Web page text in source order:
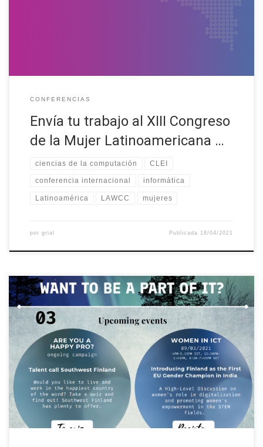
objetivo es destacar la investigación, interés y logros de las
mujeres en las diversas áreas de computación, con la intención
CONFERENCIAS
Envía tu trabajo al XIII Congreso
de la Mujer Latinoamericana …
ciencias de la computación CLEI
conferencia internacional informática
Latinoamérica LAWCC mujeres
por grial Publicada 18/04/2021
Las universidades y empresas finlandesas siguen necesitando
estudiantes y expertos altamente cualificados. Al mismo
tiempo, Finlandia puede ofrecer una educación de alto valor y
oportunidades de trabajo para estudiantes y empleados
internacionales. Future is Made in Finland es un programa a largo
plazo en el que ponen en contacto a […]